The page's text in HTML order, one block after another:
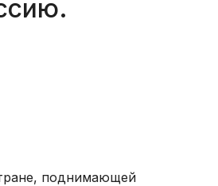
поднимающей